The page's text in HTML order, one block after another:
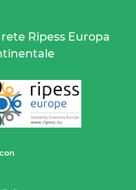
Ripess Europa